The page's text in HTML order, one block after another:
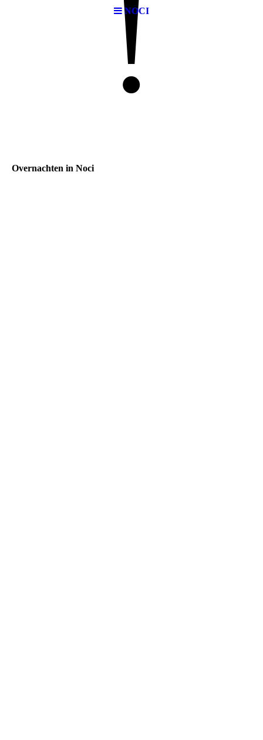
NOCI
!
Overnachten in Noci